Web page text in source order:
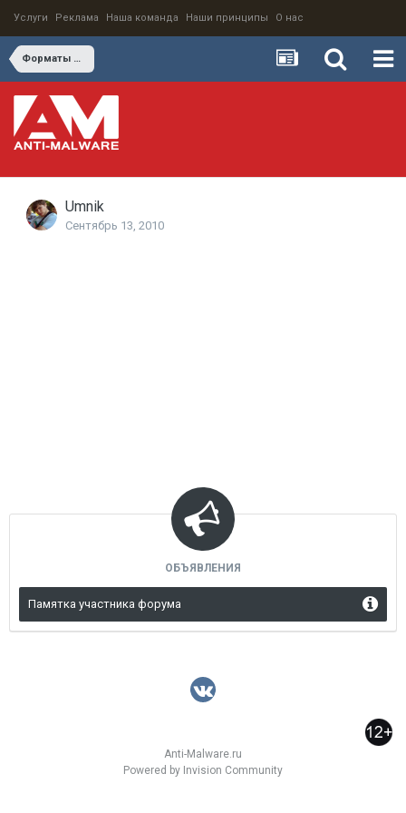
Услуги Реклама Наша команда Наши принципы О нас
Форматы результатов тестов
Umnik
Сентябрь 13, 2010
ОБЪЯВЛЕНИЯ
Памятка участника форума
Anti-Malware.ru
Powered by Invision Community